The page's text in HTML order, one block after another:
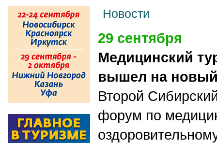
Новости
29 сентября
Медицинский
вышел на
Второй
форум по